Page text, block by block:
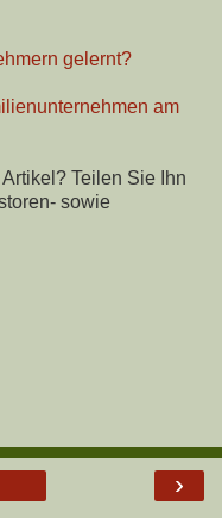
gelernt?
am
Teilen Sie Ihn
sowie
›